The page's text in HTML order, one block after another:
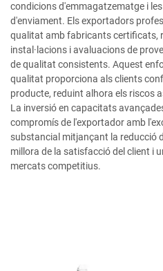
condicions d'emmagatzematge i
d'enviament. Els exportadors
qualitat amb fabricants certificats,
instal·lacions i avaluacions de
de qualitat consistents. Aquest
qualitat proporciona als clients
producte, reduint alhora els riscos
La inversió en capacitats
compromís de l'exportador amb
substancial mitjançant la reducció
millora de la satisfacció del client i
mercats competitius.